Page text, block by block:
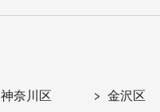
神奈川区 金沢区